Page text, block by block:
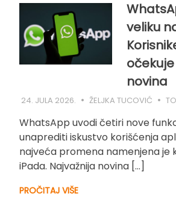
veliku
novina
24. JULA 2026. ŽELJKA TUCOVIĆ
WhatsApp uvodi četiri nove
unaprediti iskustvo korišćenja
najveća promena namenjena je
iPada. Najvažnija novina […]
PROČITAJ VIŠE